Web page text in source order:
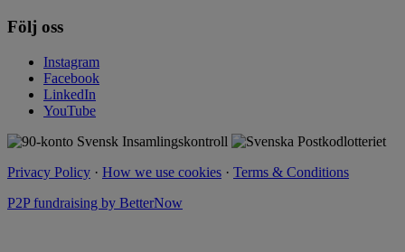
Följ oss
Instagram
Facebook
LinkedIn
YouTube
Privacy Policy · How we use cookies · Terms & Conditions
P2P fundraising by BetterNow